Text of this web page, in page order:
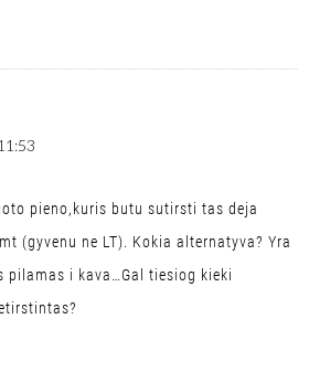
pieno,kuris butu sutirsti tas deja
(gyvenu ne LT). Kokia alternatyva? Yra
i kava…Gal tiesiog kieki